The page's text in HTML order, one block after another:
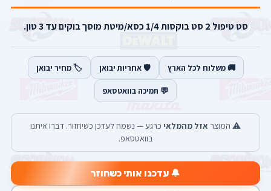
סט טיפול 2 סט בוקסות 1/4 כסא/מיטת מוסך בוקים עד 3 טון.
🚚 משלוח לכל הארץ 🛡️ אחריות יבואן 🏷️ מחיר יבואן
💬 תמיכה בוואטסאפ
⚠️ המוצר אזל מהמלאי כרגע — נשמח לעדכן כשיחזור. דברו איתנו
בוואטסאפ.
🔔 עדכנו אותי כשחוזר